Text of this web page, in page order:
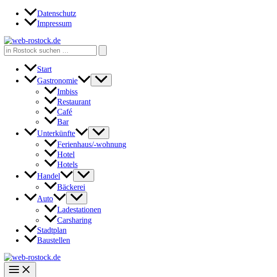
Zum
Inhalt
Datenschutz
Impressum
Search
for:
Start
Gastronomie
Imbiss
Restaurant
Café
Bar
Unterkünfte
Ferienhaus/-wohnung
Hotel
Hotels
Handel
Bäckerei
Auto
Ladestationen
Carsharing
Stadtplan
Baustellen